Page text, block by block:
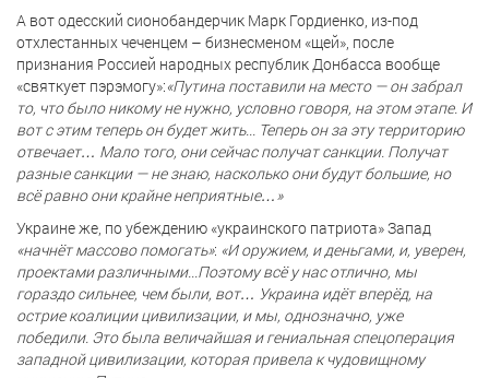
А вот одесский сионобандерчик Марк Гордиенко, из-под
отхлестанных чеченцем – бизнесменом «щей», после
признания Россией народных республик Донбасса вообще
«святкует пэрэмогу»:«Путина поставили на место — он забрал
то, что было никому не нужно, условно говоря, на этом этапе. И
вот с этим теперь он будет жить... Теперь он за эту территорию
отвечает… Мало того, они сейчас получат санкции. Получат
разные санкции — не знаю, насколько они будут большие, но
всё равно они крайне неприятные…»
Украине же, по убеждению «украинского патриота» Запад
«начнёт массово помогать»: «И оружием, и деньгами, и, уверен,
проектами различными...Поэтому всё у нас отлично, мы
гораздо сильнее, чем были, вот… Украина идёт вперёд, на
острие коалиции цивилизации, и мы, однозначно, уже
победили. Это была величайшая и гениальная спецоперация
западной цивилизации, которая привела к чудовищному